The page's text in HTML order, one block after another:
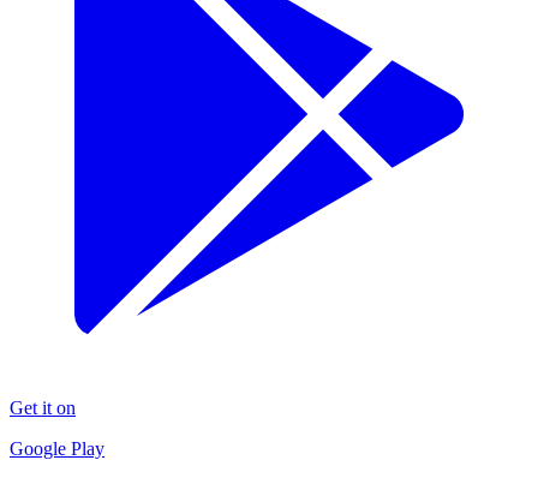
Get it on
Google Play